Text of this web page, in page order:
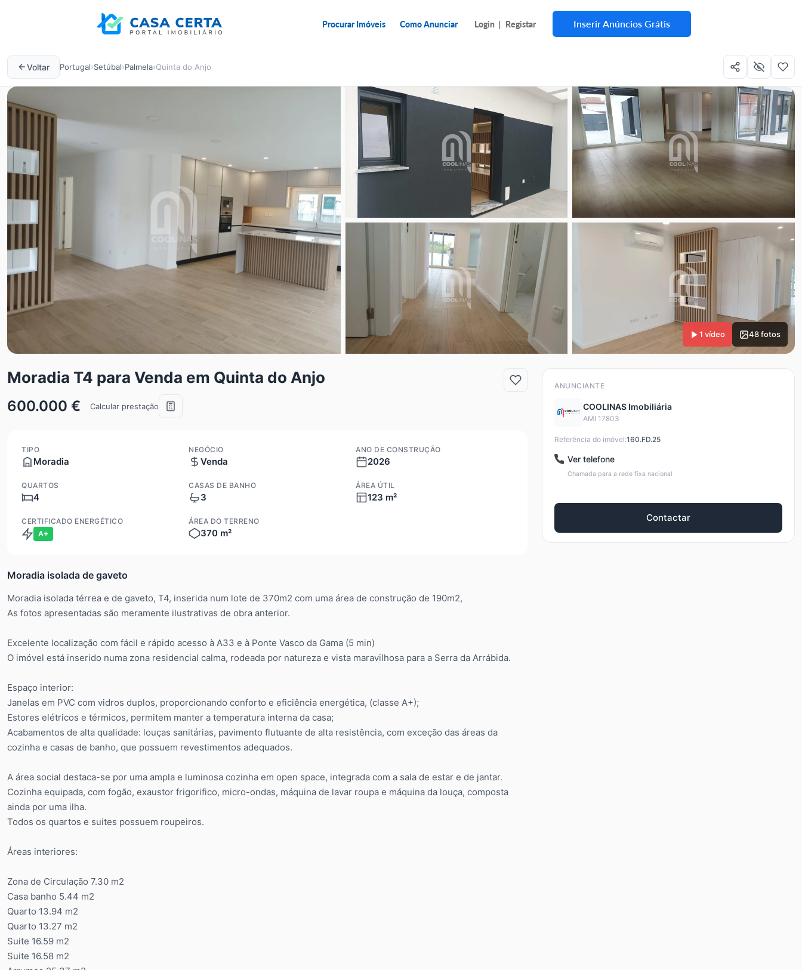
Procurar Imóveis Como Anunciar Login | Registar Inserir Anúncios Grátis
Voltar Portugal›Setúbal›Palmela›Quinta do Anjo
1 vídeo 48 fotos
Moradia T4 para Venda em Quinta do Anjo
600.000 € Calcular prestação
TIPO
Moradia
NEGÓCIO
Venda
ANO DE CONSTRUÇÃO
2026
QUARTOS
4
CASAS DE BANHO
3
ÁREA ÚTIL
123 m²
CERTIFICADO ENERGÉTICO
A+
ÁREA DO TERRENO
370 m²
Moradia isolada de gaveto
Moradia isolada térrea e de gaveto, T4, inserida num lote de 370m2 com uma área de construção de 190m2,
As fotos apresentadas são meramente ilustrativas de obra anterior.
Excelente localização com fácil e rápido acesso à A33 e à Ponte Vasco da Gama (5 min)
O imóvel está inserido numa zona residencial calma, rodeada por natureza e vista maravilhosa para a Serra da Arrábida.
Espaço interior:
Janelas em PVC com vidros duplos, proporcionando conforto e eficiência energética, (classe A+);
Estores elétricos e térmicos, permitem manter a temperatura interna da casa;
Acabamentos de alta qualidade: louças sanitárias, pavimento flutuante de alta resistência, com exceção das áreas da
cozinha e casas de banho, que possuem revestimentos adequados.
A área social destaca-se por uma ampla e luminosa cozinha em open space, integrada com a sala de estar e de jantar.
Cozinha equipada, com fogão, exaustor frigorifico, micro-ondas, máquina de lavar roupa e máquina da louça, composta
ainda por uma ilha.
Todos os quartos e suites possuem roupeiros.
Áreas interiores:
Zona de Circulação 7.30 m2
Casa banho 5.44 m2
Quarto 13.94 m2
Quarto 13.27 m2
Suite 16.59 m2
Suite 16.58 m2
ANUNCIANTE
COOLINAS Imobiliária
AMI 17803
Referência do imóvel:160.FD.25
Ver telefone
Chamada para a rede fixa nacional
Contactar